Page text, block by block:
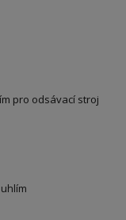
pro odsávací stroj